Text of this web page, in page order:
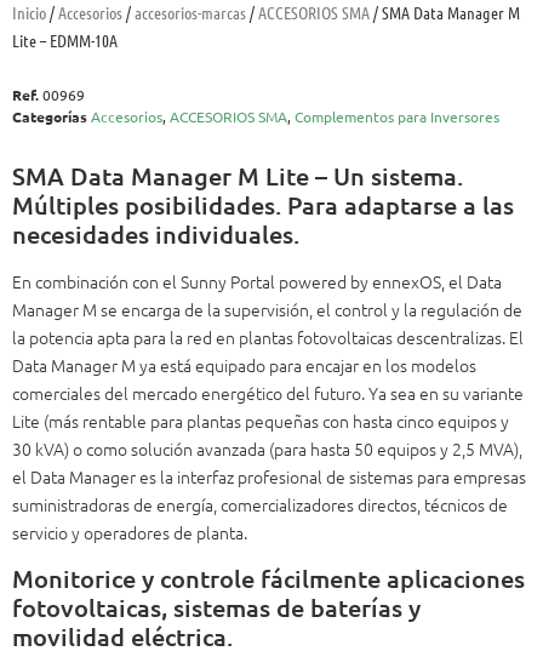
Inicio/Accesorios/accesorios-marcas/ACCESORIOS SMA/ SMA Data Manager M
Lite – EDMM-10A
Ref.00969
CategoríasAccesorios,ACCESORIOS SMA,Complementos para Inversores
SMA Data Manager M Lite – Un sistema.
Múltiples posibilidades. Para adaptarse a las
necesidades individuales.
En combinación con el Sunny Portal powered by ennexOS, el Data
Manager M se encarga de la supervisión, el control y la regulación de
la potencia apta para la red en plantas fotovoltaicas descentralizas. El
Data Manager M ya está equipado para encajar en los modelos
comerciales del mercado energético del futuro. Ya sea en su variante
Lite (más rentable para plantas pequeñas con hasta cinco equipos y
30 kVA) o como solución avanzada (para hasta 50 equipos y 2,5 MVA),
el Data Manager es la interfaz profesional de sistemas para empresas
suministradoras de energía, comercializadores directos, técnicos de
servicio y operadores de planta.
Monitorice y controle fácilmente aplicaciones
fotovoltaicas, sistemas de baterías y
movilidad eléctrica.